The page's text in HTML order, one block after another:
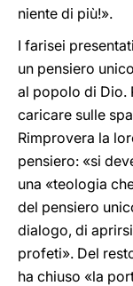
niente di più!».
I farisei
un pensiero
al popolo di Dio.
caricare sulle
Rimprovera la
pensiero: «si
una «teologia
del pensiero
dialogo, di
profeti». Del
ha chiuso «la